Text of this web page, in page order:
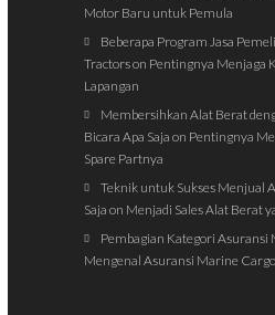
Motor Baru untuk Pemula
Beberapa Program Jasa
Tractorson Pentingnya Menjaga
Lapangan
Membersihkan Alat Berat
Bicara Apa Saja on Pentingnya
Spare Partnya
Teknik untuk Sukses Menjual
Saja on Menjadi Sales Alat Berat
Pembagian Kategori Asuransi
Mengenal Asuransi Marine Cargo